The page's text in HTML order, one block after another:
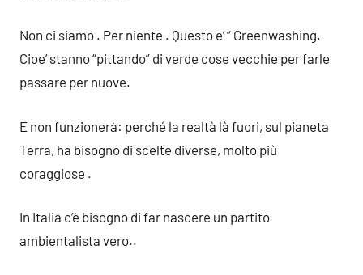
Non ci siamo . Per niente . Questo e’ “ Greenwashing.
Cioe’ stanno “pittando” di verde cose vecchie per farle
passare per nuove.
E non funzionerà: perché la realtà là fuori, sul pianeta
Terra, ha bisogno di scelte diverse, molto più
coraggiose .
In Italia c’è bisogno di far nascere un partito
ambientalista vero..